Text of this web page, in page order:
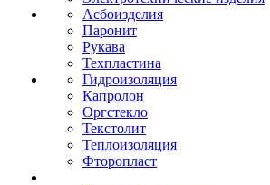
Асбоизделия
Паронит
Рукава
Техпластина
Гидроизоляция
Капролон
Оргстекло
Текстолит
Теплоизоляция
Фторопласт